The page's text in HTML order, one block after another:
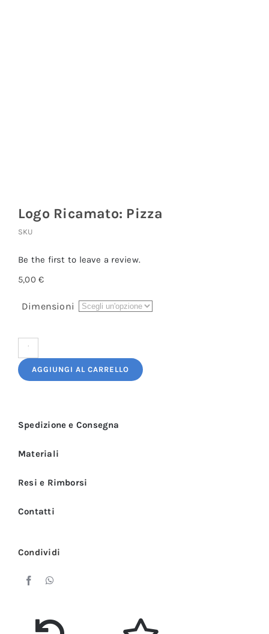
Logo Ricamato: Pizza
SKU
Be the first to leave a review.
5,00€
Dimensioni
Logo
Ricamato:
Pizza
AGGIUNGI AL CARRELLO
Spedizione e Consegna
Materiali
Resi e Rimborsi
Contatti
Condividi